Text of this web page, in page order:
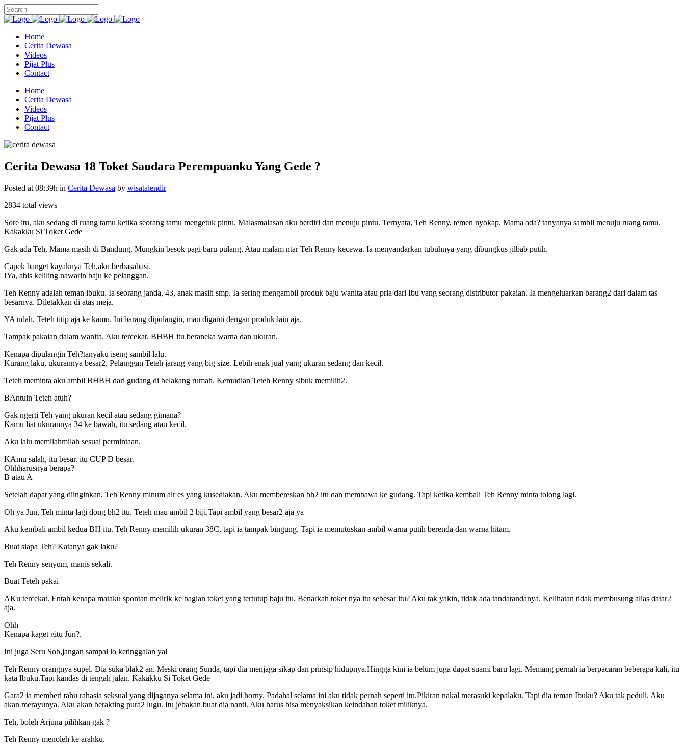
Home
Cerita Dewasa
Videos
Pijat Plus
Contact
Home
Cerita Dewasa
Videos
Pijat Plus
Contact
Cerita Dewasa 18 Toket Saudara Perempuanku Yang Gede ?
Posted at 08:39h in Cerita Dewasa by wisatalendir
2834 total views
Sore itu, aku sedang di ruang tamu ketika seorang tamu mengetuk pintu. Malasmalasan aku berdiri dan menuju pintu. Ternyata, Teh Renny, temen nyokap. Mama ada? tanyanya sambil menuju ruang tamu.
Kakakku Si Toket Gede
Gak ada Teh, Mama masih di Bandung. Mungkin besok pagi baru pulang. Atau malam ntar Teh Renny kecewa. Ia menyandarkan tubuhnya yang dibungkus jilbab putih.
Capek banget kayaknya Teh,aku berbasabasi.
IYa, abis keliling nawarin baju ke pelanggan.
Teh Renny adalah teman ibuku. Ia seorang janda, 43, anak masih smp. Ia sering mengambil produk baju wanita atau pria dari Ibu yang seorang distributor pakaian. Ia mengeluarkan barang2 dari dalam tas
besarnya. Diletakkan di atas meja.
YA udah, Teteh titip aja ke kamu. Ini barang dipulangin, mau diganti dengan produk lain aja.
Tampak pakaian dalam wanita. Aku tercekat. BHBH itu beraneka warna dan ukuran.
Kenapa dipulangin Teh?tanyaku iseng sambil lalu.
Kurang laku, ukurannya besar2. Pelanggan Teteh jarang yang big size. Lebih enak jual yang ukuran sedang dan kecil.
Teteh meminta aku ambil BHBH dari gudang di belakang rumah. Kemudian Teteh Renny sibuk memilih2.
BAntuin Teteh atuh?
Gak ngerti Teh yang ukuran kecil atau sedang gimana?
Kamu liat ukurannya 34 ke bawah, itu sedang atau kecil.
Aku lalu memilahmilah sesuai permintaan.
KAmu salah, itu besar. itu CUP D besar.
Ohhharusnya berapa?
B atau A
Setelah dapat yang diinginkan, Teh Renny minum air es yang kusediakan. Aku membereskan bh2 itu dan membawa ke gudang. Tapi ketika kembali Teh Renny minta tolong lagi.
Oh ya Jun, Teh minta lagi dong bh2 itu. Teteh mau ambil 2 biji.Tapi ambil yang besar2 aja ya
Aku kembali ambil kedua BH itu. Teh Renny memilih ukuran 38C, tapi ia tampak bingung. Tapi ia memutuskan ambil warna putih berenda dan warna hitam.
Buat siapa Teh? Katanya gak laku?
Teh Renny senyum, manis sekali.
Buat Teteh pakai
AKu tercekat. Entah kenapa mataku spontan melirik ke bagian toket yang tertutup baju itu. Benarkah toket nya itu sebesar itu? Aku tak yakin, tidak ada tandatandanya. Kelihatan tidak membusung alias datar2
aja.
Ohh
Kenapa kaget gitu Jun?.
Ini juga Seru Sob,jangan sampai lo ketinggalan ya!
Teh Renny orangnya supel. Dia suka blak2 an. Meski orang Sunda, tapi dia menjaga sikap dan prinsip hidupnya.Hingga kini ia belum juga dapat suami baru lagi. Memang pernah ia berpacaran beberapa kali, itu
kata Ibuku.Tapi kandas di tengah jalan. Kakakku Si Toket Gede
Gara2 ia memberi tahu rahasia seksual yang dijaganya selama ini, aku jadi horny. Padahal selama ini aku tidak pernah seperti itu.Pikiran nakal merasuki kepalaku. Tapi dia teman Ibuku? Aku tak peduli. Aku
akan merayunya. Aku akan berakting pura2 lugu. Itu jebakan buat dia nanti. Aku harus bisa menyaksikan keindahan toket miliknya.
Teh, boleh Arjuna pilihkan gak ?
Teh Renny menoleh ke arahku.